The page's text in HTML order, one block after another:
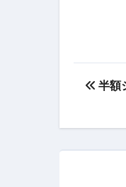
投
ナ
半額